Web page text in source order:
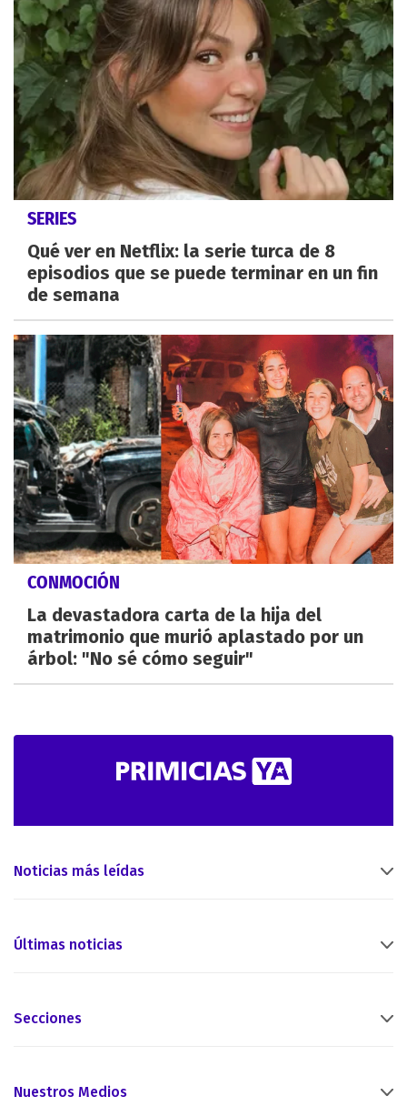
SERIES
Qué ver en Netflix: la serie turca de 8
episodios que se puede terminar en un fin
de semana
CONMOCIÓN
La devastadora carta de la hija del
matrimonio que murió aplastado por un
árbol: "No sé cómo seguir"
Noticias más leídas
Últimas noticias
Secciones
Nuestros Medios